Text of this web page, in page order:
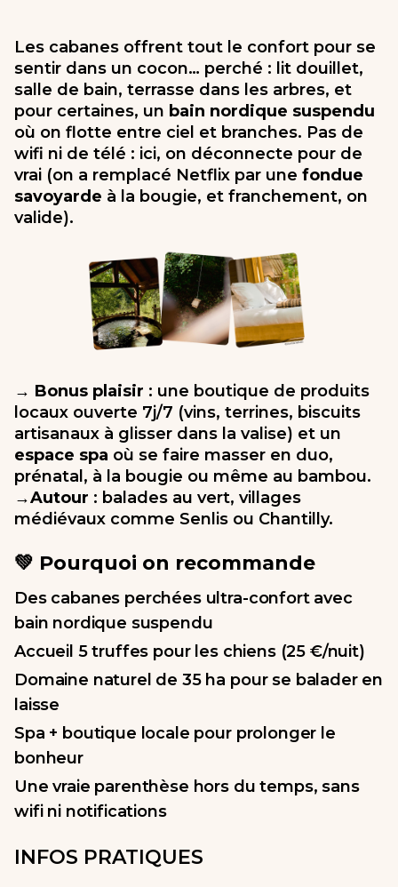
Les cabanes offrent tout le confort pour se
sentir dans un cocon… perché : lit douillet,
salle de bain, terrasse dans les arbres, et
pour certaines, un bain nordique suspendu
où on flotte entre ciel et branches. Pas de
wifi ni de télé : ici, on déconnecte pour de
vrai (on a remplacé Netflix par une fondue
savoyarde à la bougie, et franchement, on
valide).
→ Bonus plaisir : une boutique de produits
locaux ouverte 7j/7 (vins, terrines, biscuits
artisanaux à glisser dans la valise) et un
espace spa où se faire masser en duo,
prénatal, à la bougie ou même au bambou.
→Autour : balades au vert, villages
médiévaux comme Senlis ou Chantilly.
💚 Pourquoi on recommande
Des cabanes perchées ultra-confort avec
bain nordique suspendu
Accueil 5 truffes pour les chiens (25 €/nuit)
Domaine naturel de 35 ha pour se balader en
laisse
Spa + boutique locale pour prolonger le
bonheur
Une vraie parenthèse hors du temps, sans
wifi ni notifications
INFOS PRATIQUES